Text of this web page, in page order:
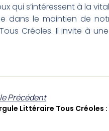
qui s’intéressent à la
dans le maintien de
Créoles. Il invite à
Précédent